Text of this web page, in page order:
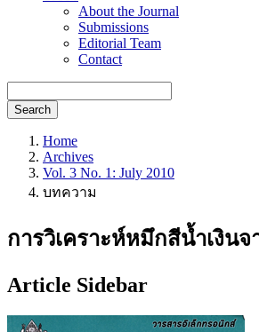
About the Journal
Submissions
Editorial Team
Contact
Search
Home
Archives
Vol. 3 No. 1: July 2010
บทความ
การวิเคราะห์หมึกสีน้ำเงิน
Article Sidebar